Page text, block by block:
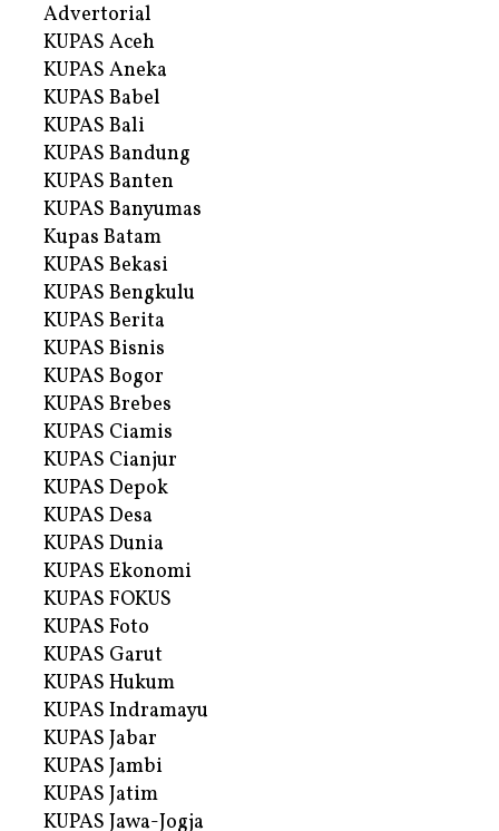
Advertorial
KUPAS Aceh
KUPAS Aneka
KUPAS Babel
KUPAS Bali
KUPAS Bandung
KUPAS Banten
KUPAS Banyumas
Kupas Batam
KUPAS Bekasi
KUPAS Bengkulu
KUPAS Berita
KUPAS Bisnis
KUPAS Bogor
KUPAS Brebes
KUPAS Ciamis
KUPAS Cianjur
KUPAS Depok
KUPAS Desa
KUPAS Dunia
KUPAS Ekonomi
KUPAS FOKUS
KUPAS Foto
KUPAS Garut
KUPAS Hukum
KUPAS Indramayu
KUPAS Jabar
KUPAS Jambi
KUPAS Jatim
KUPAS Jawa-Jogja